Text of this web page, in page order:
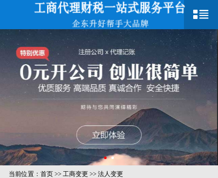
当前位置： 首页>> 工商变更 >> 法人变更